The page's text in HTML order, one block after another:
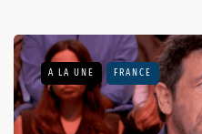
A LA UNE FRANCE